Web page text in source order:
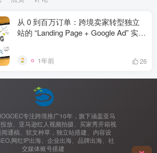
从 0 到百万订单：跨境卖家转型独立
站的 “Landing Page + Google Ad” 实战
1年前 26
专注跨境推广10年，旗下涵盖亚马
放、亚马逊红人视频拍摄、买家秀开箱视
通稿、软文种草，独立站搭建、内容设
网红IP出海、企业出海、品牌出海、社
交媒体账号搭建